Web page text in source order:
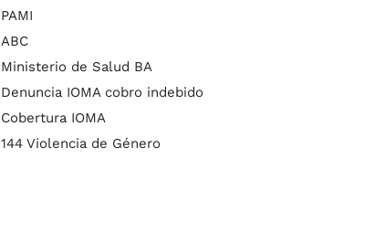
PAMI
ABC
Ministerio de Salud BA
Denuncia IOMA cobro indebido
Cobertura IOMA
144 Violencia de Género